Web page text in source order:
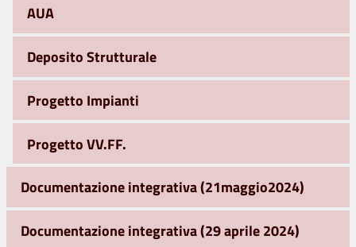
AUA
Deposito Strutturale
Progetto Impianti
Progetto VV.FF.
Documentazione integrativa (21maggio2024)
Documentazione integrativa (29 aprile 2024)